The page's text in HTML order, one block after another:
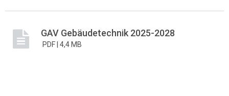
GAV Gebäudetechnik 2025-2028
PDF | 4,4 MB